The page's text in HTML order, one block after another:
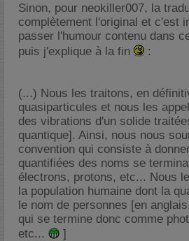
Sinon, pour neokiller007, la
complètement l'original et c'est
passer l'humour contenu dans
puis j'explique à la fin
:
(...) Nous les traitons, en
quasiparticules et nous les
des vibrations d'un solide
quantique]. Ainsi, nous nous
convention qui consiste à
quantifiées des noms se
électrons, protons, etc... Nous
la population humaine dont la
le nom de personnes [en
qui se termine donc comme
etc...
]